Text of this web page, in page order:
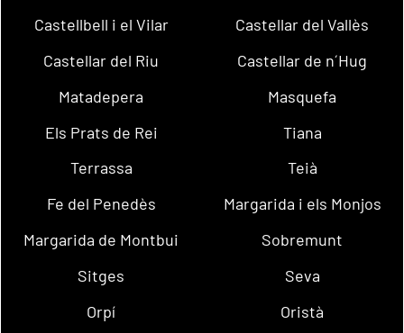
Castellbell i el Vilar
Castellar del Vallès
Castellar del Riu
Castellar de n´Hug
Matadepera
Masquefa
Els Prats de Rei
Tiana
Terrassa
Teià
Fe del Penedès
Margarida i els Monjos
Margarida de Montbui
Sobremunt
Sitges
Seva
Orpí
Oristà